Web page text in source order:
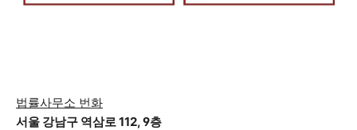
법률사무소 번화
서울 강남구 역삼로 112, 9층